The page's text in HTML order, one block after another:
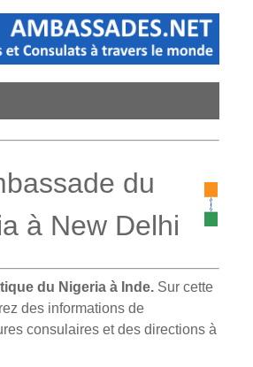
du
à New Delhi
du Nigeria à Inde. Sur cette
des informations de
consulaires et des directions à